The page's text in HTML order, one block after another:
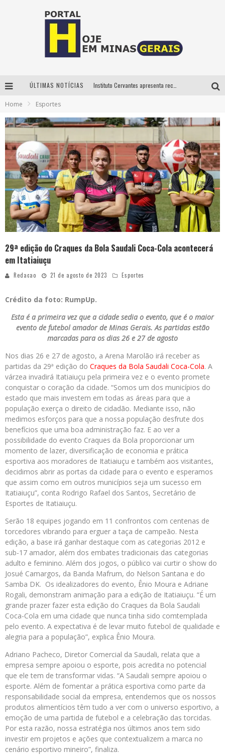
ÚLTIMAS NOTÍCIAS
É neste sábado: Marcelinho de Lima e Trio Virgulino agitam o Forró do Givanildo em Pedro Leopoldo
Projeta Cultura abre inscrições gratuitas em São João del-Rei para oficinas de elaboração de projetos culturais e inteligência artificial
Home Esportes
29ª edição do Craques da Bola Saudali Coca-Cola acontecerá
em Itatiaiuçu
Redacao 21 de agosto de 2023 Esportes
Crédito da foto: RumpUp.
Esta é a primeira vez que a cidade sedia o evento, que é o maior
evento de futebol amador de Minas Gerais. As partidas estão
marcadas para os dias 26 e 27 de agosto
Nos dias 26 e 27 de agosto, a Arena Marolão irá receber as
partidas da 29ª edição do Craques da Bola Saudali Coca-Cola. A
várzea invadirá Itatiaiuçu pela primeira vez e o evento promete
conquistar o coração da cidade. “Somos um dos municípios do
estado que mais investem em todas as áreas para que a
população exerça o direito de cidadão. Mediante isso, não
medimos esforços para que a nossa população desfrute dos
benefícios que uma boa administração faz. E ao ver a
possibilidade do evento Craques da Bola proporcionar um
momento de lazer, diversificação de economia e prática
esportiva aos moradores de Itatiaiuçu e também aos visitantes,
decidimos abrir as portas da cidade para o evento e esperamos
que assim como em outros municípios seja um sucesso em
Itatiaiuçu”, conta Rodrigo Rafael dos Santos, Secretário de
Esportes de Itatiaiuçu.
Serão 18 equipes jogando em 11 confrontos com centenas de
torcedores vibrando para erguer a taça de campeão. Nesta
edição, a base irá ganhar destaque com as categorias 2012 e
sub-17 amador, além dos embates tradicionais das categorias
adulto e feminino. Além dos jogos, o público vai curtir o show do
Josué Camargos, da Banda Mafrum, do Nelson Santana e do
Samba DK. Os idealizadores do evento, Ênio Moura e Adriane
Rogali, demonstram animação para a edição de Itatiaiuçu. “É um
grande prazer fazer esta edição do Craques da Bola Saudali
Coca-Cola em uma cidade que nunca tinha sido comtemplada
pelo evento. A expectativa é de levar muito futebol de qualidade e
alegria para a população”, explica Ênio Moura.
Adriano Pacheco, Diretor Comercial da Saudali, relata que a
empresa sempre apoiou o esporte, pois acredita no potencial
que ele tem de transformar vidas. “A Saudali sempre apoiou o
esporte. Além de fomentar a prática esportiva como parte da
responsabilidade social da empresa, entendemos que os nossos
produtos alimentícios têm tudo a ver com o universo esportivo, a
emoção de uma partida de futebol e a celebração das torcidas.
Por esta razão, nossa estratégia nos últimos anos tem sido
investir em projetos e ações que contextualizem a marca no
cenário esportivo mineiro”, finaliza.